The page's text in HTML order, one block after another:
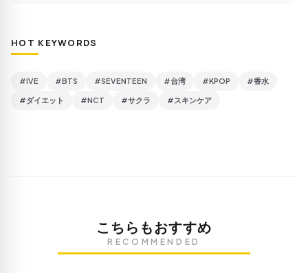
HOT KEYWORDS
#IVE #BTS #SEVENTEEN #台湾 #KPOP #香水
#ダイエット #NCT #サクラ #スキンケア
こちらもおすすめ
RECOMMENDED